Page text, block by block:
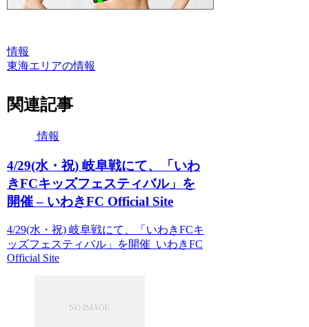
情報
東海エリアの情報
関連記事
情報
4/29(水・祝) 岐阜戦にて、「いわ
きFCキッズフェスティバル」を
開催 – いわきFC Official Site
4/29(水・祝) 岐阜戦にて、「いわきFCキ
ッズフェスティバル」を開催 いわきFC
Official Site